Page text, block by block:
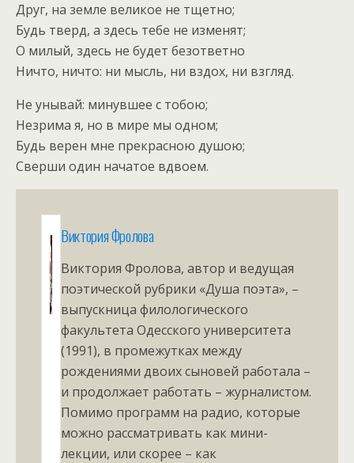
Друг, на земле великое не тщетно;
Будь тверд, а здесь тебе не изменят;
О милый, здесь не будет безответно
Ничто, ничто: ни мысль, ни вздох, ни взгляд.
Не унывай: минувшее с тобою;
Незрима я, но в мире мы одном;
Будь верен мне прекрасною душою;
Сверши один начатое вдвоем.
Виктория Фролова
Виктория Фролова, автор и ведущая
поэтической рубрики «Душа поэта», –
выпускница филологического
факультета Одесского университета
(1991), в промежутках между
рождениями двоих сыновей работала –
и продолжает работать – журналистом.
Помимо программ на радио, которые
можно рассматривать как мини-
лекции, или скорее – как